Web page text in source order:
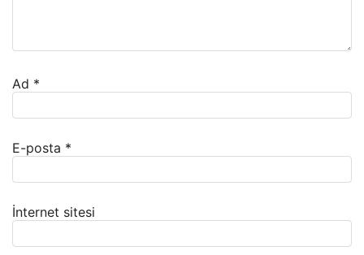
Ad *
E-posta *
İnternet sitesi